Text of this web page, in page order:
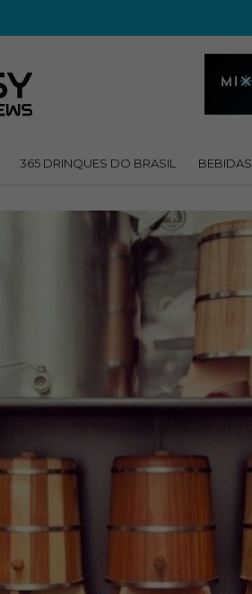
365 DRINQUES DO BRASIL BEBIDAS